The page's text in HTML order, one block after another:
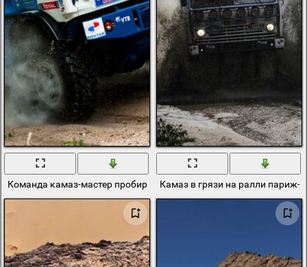
Команда камаз-мастер пробираются через лесаКамаз в грязи на ралли париж-